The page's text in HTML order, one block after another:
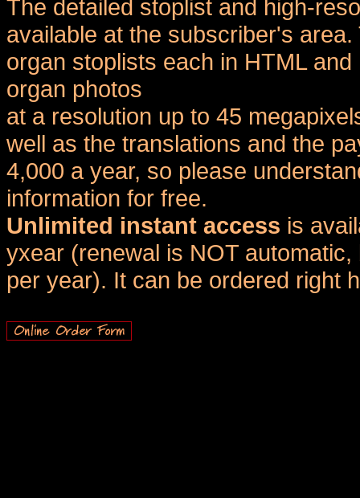
The detailed stoplist and high-
available at the subscriber's
organ stoplists each in HTML
organ photos
at a resolution up to 45
well as the translations and the
4,000 a year, so please
information for free.
Unlimited instant access is
yxear (renewal is NOT
per year). It can be ordered right